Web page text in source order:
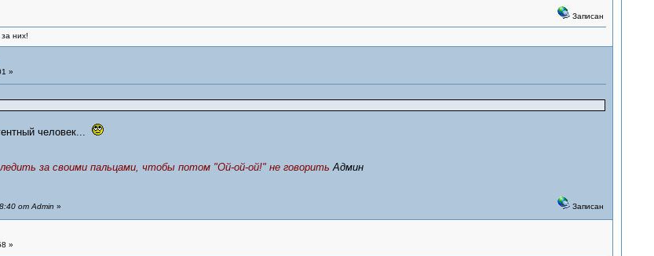
Записан
них!
»
человек...
за своими пальцами, чтобы потом "Ой-ой-ой!" не говоритьАдмин
от Admin » Записан
»